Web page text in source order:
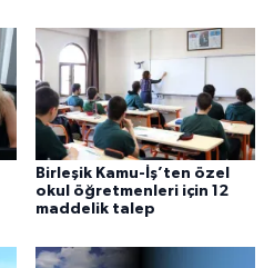
Birleşik Kamu-İş’ten özel
okul öğretmenleri için 12
maddelik talep